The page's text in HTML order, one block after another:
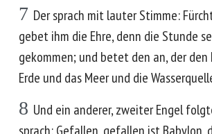
7 Der sprach mit lauter Stimme:
gebet ihm die Ehre, denn die Stunde
gekommen; und betet den an, der den
Erde und das Meer und die
8 Und ein anderer, zweiter Engel